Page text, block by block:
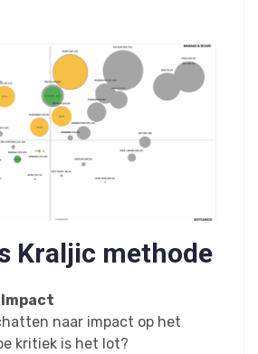
Kraljic methode
naar impact op het
kritiek is het lot?